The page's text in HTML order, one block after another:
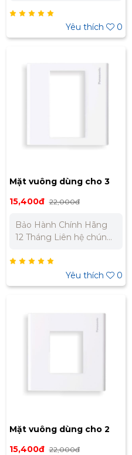
sản phẩm: Refina Loại:
Công tắc B, 1 chiều Điện
áp định mức: 250VAC
16A Tiêu chuẩn: JIS Nhật
Bản Màu sắc: Xám ánh
kim Bảo Hành Chính
Miền Bắc : 0989 310
979 – 0973 106 269 Miền
Yêu thích 0
Mặt vuông dùng cho 3
thiết bị WEB7813SW
15,400đ 22,000đ
Bảo Hành Chính Hãng
12 Tháng Liên hệ chúng
nhất cho dự án. Miền
Bắc : 0989 310 979 –
0973 106 269 Miền Nam:
Yêu thích 0
Mặt vuông dùng cho 2
thiết bị WEB7812SW
15,400đ 22,000đ